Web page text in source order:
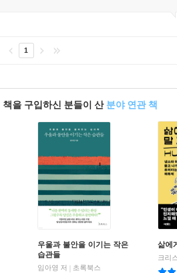
도 셰익스피어 연구서로도 손색이 없는 이
계 거장들의 탄탄한 연구와 탁월한 시선
1
책을 구입하신 분들이 산 분야 연관 책
우울과 불안을 이기는 작은
습관들
임아영 저
초록북스
삶에
크리